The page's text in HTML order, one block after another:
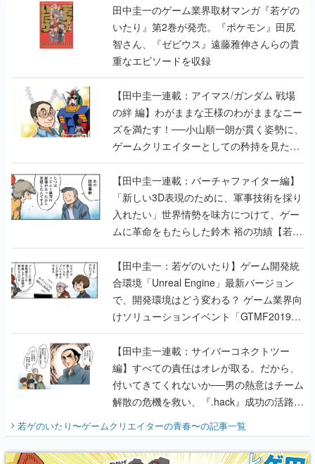
田中圭一のゲーム業界取材マンガ『若ゲの
いたり』第2巻が発売。『ポケモン』田尻
智さん、『ゼビウス』遠藤雅伸さんらの貴
重なエピソードを収録
【田中圭一連載：アイマス/ガンダム 戦場
の絆 編】わがままな王様のわがままなニー
ズを満たす！──小山順一朗が貫く姿勢に、
ゲームクリエイターとしての矜持を見た
【若ゲのいたり最終回】
【田中圭一連載：バーチャファイター編】
「新しい3D表現のために、軍事技術を採り
入れたい」世界情勢を味方につけて、ゲー
ムに革命をもたらした鈴木 裕の功績【若ゲ
のいたり】
【田中圭一：若ゲのいたり】ゲーム開発統
合環境「Unreal Engine」最新バージョン
で、開発環境はどう変わる？ ゲーム業界向
けソリューションイベント「GTMF2019」
に行って、より理解を深めよう【PR】
【田中圭一連載：サイバーコネクトツー
編】すべての責任はオレが取る。だから、
付いてきてくれないか──男の熱意はチーム
解散の危機を救い、『.hack』成功の活路を
開く。業界の快男児・松山 洋に流れる血は
『少年ジャンプ』色だった【若ゲのいた
り】
若ゲのいたり〜ゲームクリエイターの青春〜の記事一覧